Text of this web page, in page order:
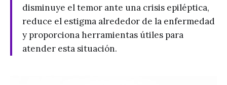
disminuye el temor ante una crisis epiléptica,
reduce el estigma alrededor de la enfermedad
y proporciona herramientas útiles para
atender esta situación.